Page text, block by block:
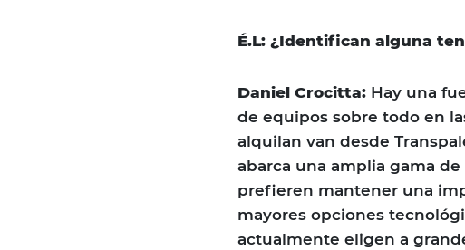
É.L: ¿Identifican alguna
Daniel Crocitta: Hay una
de equipos sobre todo en
alquilan van desde
abarca una amplia gama
prefieren mantener una
mayores opciones
actualmente eligen a